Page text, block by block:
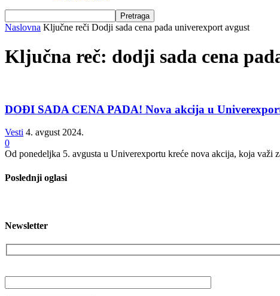
Naslovna Ključne reči Dodji sada cena pada univerexport avgust
Ključna reč: dodji sada cena
DOĐI SADA CENA PADA! Nova akcija u
Vesti 4. avgust 2024.
0
Od ponedeljka 5. avgusta u Univerexportu kreće nova akcija, koja
Poslednji oglasi
Newsletter